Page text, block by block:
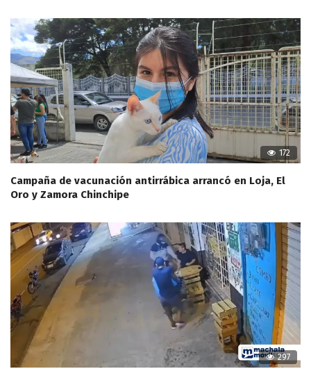
172
Campaña de vacunación antirrábica arrancó en Loja, El
Oro y Zamora Chinchipe
297